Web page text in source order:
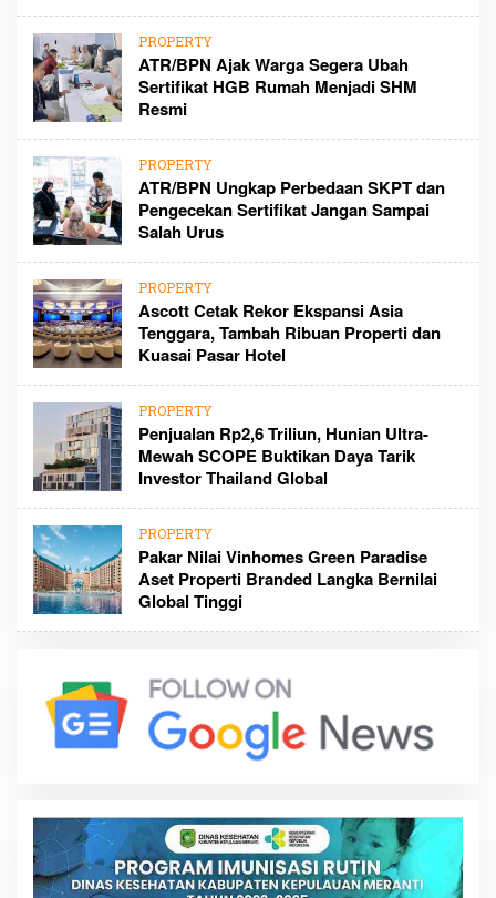
PROPERTY
ATR/BPN Ajak Warga Segera Ubah
Sertifikat HGB Rumah Menjadi SHM
Resmi
PROPERTY
ATR/BPN Ungkap Perbedaan SKPT dan
Pengecekan Sertifikat Jangan Sampai
Salah Urus
PROPERTY
Ascott Cetak Rekor Ekspansi Asia
Tenggara, Tambah Ribuan Properti dan
Kuasai Pasar Hotel
PROPERTY
Penjualan Rp2,6 Triliun, Hunian Ultra-
Mewah SCOPE Buktikan Daya Tarik
Investor Thailand Global
PROPERTY
Pakar Nilai Vinhomes Green Paradise
Aset Properti Branded Langka Bernilai
Global Tinggi